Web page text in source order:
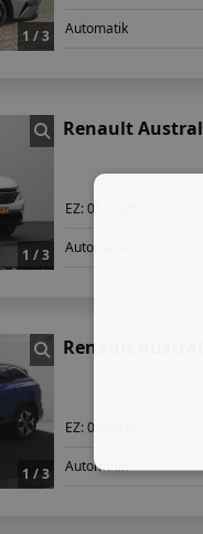
1 / 3 Automatik
1 / 3
Renault Austral
EZ:05/2025
Automatik
1 / 3
Renault Austral
EZ:08/2023
Automatik